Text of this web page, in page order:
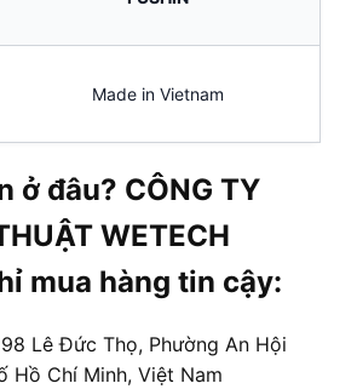
Made in Vietnam
ở đâu? CÔNG TY
WETECH
mua hàng tin cậy:
Lê Đức Thọ, Phường An Hội
Hồ Chí Minh, Việt Nam